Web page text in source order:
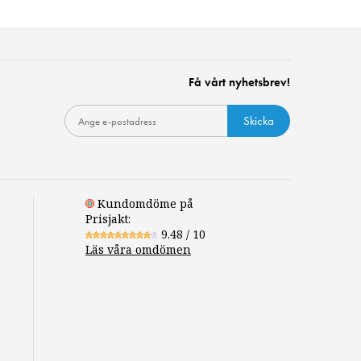
Få vårt nyhetsbrev!
Skicka